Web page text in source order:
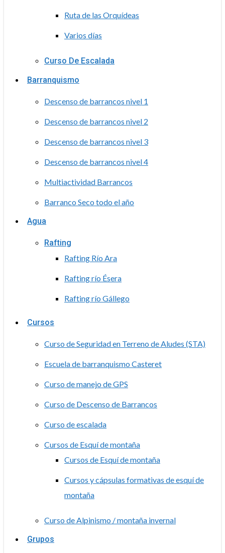
Ruta de las Orquídeas
Varios días
Curso De Escalada
Barranquismo
Descenso de barrancos nivel 1
Descenso de barrancos nivel 2
Descenso de barrancos nivel 3
Descenso de barrancos nivel 4
Multiactividad Barrancos
Barranco Seco todo el año
Agua
Rafting
Rafting Río Ara
Rafting río Ésera
Rafting río Gállego
Cursos
Curso de Seguridad en Terreno de Aludes (STA)
Escuela de barranquismo Casteret
Curso de manejo de GPS
Curso de Descenso de Barrancos
Curso de escalada
Cursos de Esquí de montaña
Cursos de Esquí de montaña
Cursos y cápsulas formativas de esquí de
montaña
Curso de Alpinismo / montaña invernal
Grupos